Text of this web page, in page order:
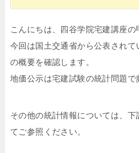
こんにちは、四谷学院宅建講座の
今回は国土交通省から公表され
の概要を確認します。
地価公示は宅建試験の統計問題で
その他の統計情報については、
てご参照ください。